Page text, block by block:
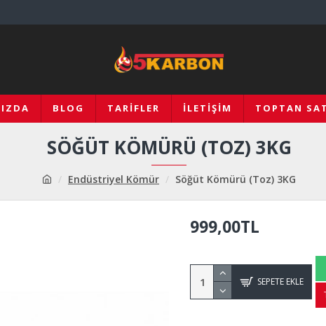
BLOG TARIFLER İLETIŞIM TOPTAN
Endüstriyel Kömür Söğüt Kömürü (Toz) 3KG
SÖĞÜT KÖMÜRÜ (TOZ) 3KG
999,00TL
SEPETE EKLE